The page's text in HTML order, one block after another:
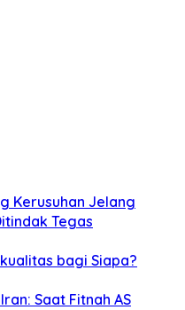
Kerusuhan Jelang
Tegas
bagi Siapa?
Saat Fitnah AS